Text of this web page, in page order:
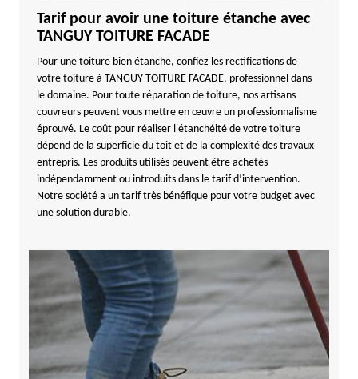
Tarif pour avoir une toiture étanche avec
TANGUY TOITURE FACADE
Pour une toiture bien étanche, confiez les rectifications de
votre toiture à TANGUY TOITURE FACADE, professionnel dans
le domaine. Pour toute réparation de toiture, nos artisans
couvreurs peuvent vous mettre en œuvre un professionnalisme
éprouvé. Le coût pour réaliser l'étanchéité de votre toiture
dépend de la superficie du toit et de la complexité des travaux
entrepris. Les produits utilisés peuvent être achetés
indépendamment ou introduits dans le tarif d’intervention.
Notre société a un tarif très bénéfique pour votre budget avec
une solution durable.